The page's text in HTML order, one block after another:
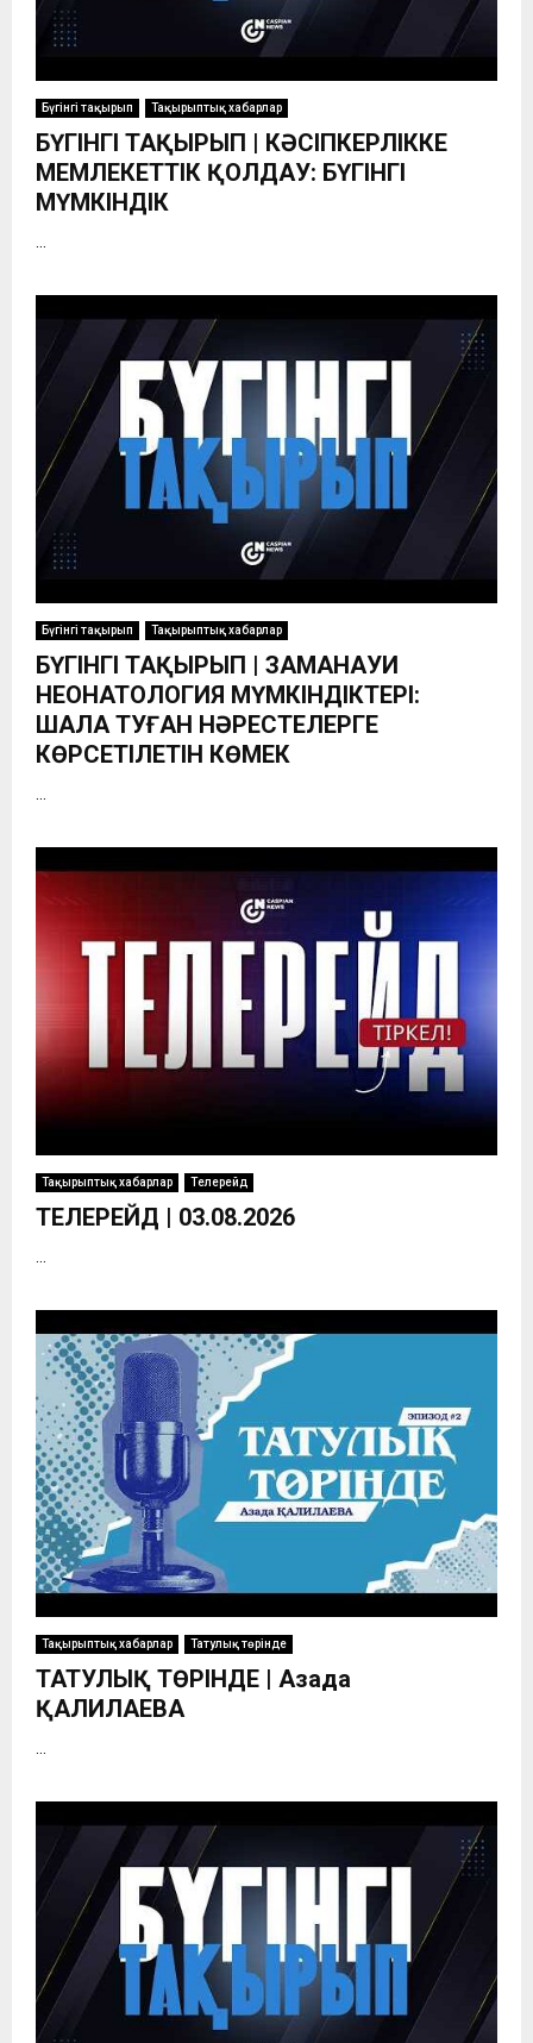
Бүгінгі тақырып Тақырыптық хабарлар
БҮГІНГІ ТАҚЫРЫП | КӘСІПКЕРЛІККЕ
МЕМЛЕКЕТТІК ҚОЛДАУ: БҮГІНГІ
МҮМКІНДІК
...
Бүгінгі тақырып Тақырыптық хабарлар
БҮГІНГІ ТАҚЫРЫП | ЗАМАНАУИ
НЕОНАТОЛОГИЯ МҮМКІНДІКТЕРІ:
ШАЛА ТУҒАН НӘРЕСТЕЛЕРГЕ
КӨРСЕТІЛЕТІН КӨМЕК
Тақырыптық хабарлар Телерейд
ТЕЛЕРЕЙД | 03.08.2026
Тақырыптық хабарлар Татулық төрінде
ТАТУЛЫҚ ТӨРІНДЕ | Азада
ҚАЛИЛАЕВА
...